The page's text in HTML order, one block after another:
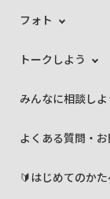
フォト
トークしよう
みんなに相談しよ
よくある質問・
🔰はじめてのか